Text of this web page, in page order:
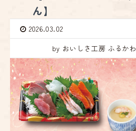
ん】
2026.03.02
by おいしさ工房 ふるかわ